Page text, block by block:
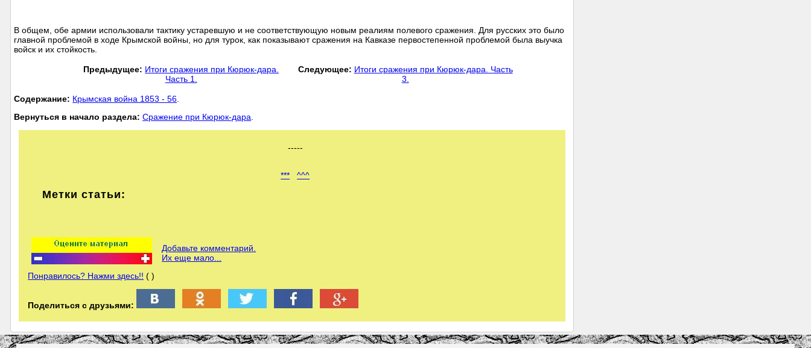
В общем, обе армии использовали тактику устаревшую и не соответствующую новым реалиям полевого сражения. Для русских это было
главной проблемой в ходе Крымской войны, но для турок, как показывают сражения на Кавказе первостепенной проблемой была выучка
войск и их стойкость.
Предыдущее: Итоги сражения при Кюрюк-дара.
Часть 1.
Следующее: Итоги сражения при Кюрюк-дара. Часть
3.
Cодержание: Крымская война 1853 - 56
Вернуться в начало раздела: Сражение при Кюрюк-дара
-----
*** ^^^
Метки статьи:
Добавьте комментарий.
Их еще мало...
Понравилось? Нажми здесь!! ( )
Поделиться с друзьями: